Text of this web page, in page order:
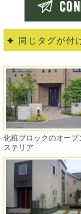
同じタグが付
化粧ブロックのオープ
ステリア